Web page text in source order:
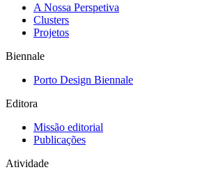
A Nossa Perspetiva
Clusters
Projetos
Biennale
Porto Design Biennale
Editora
Missão editorial
Publicações
Atividade